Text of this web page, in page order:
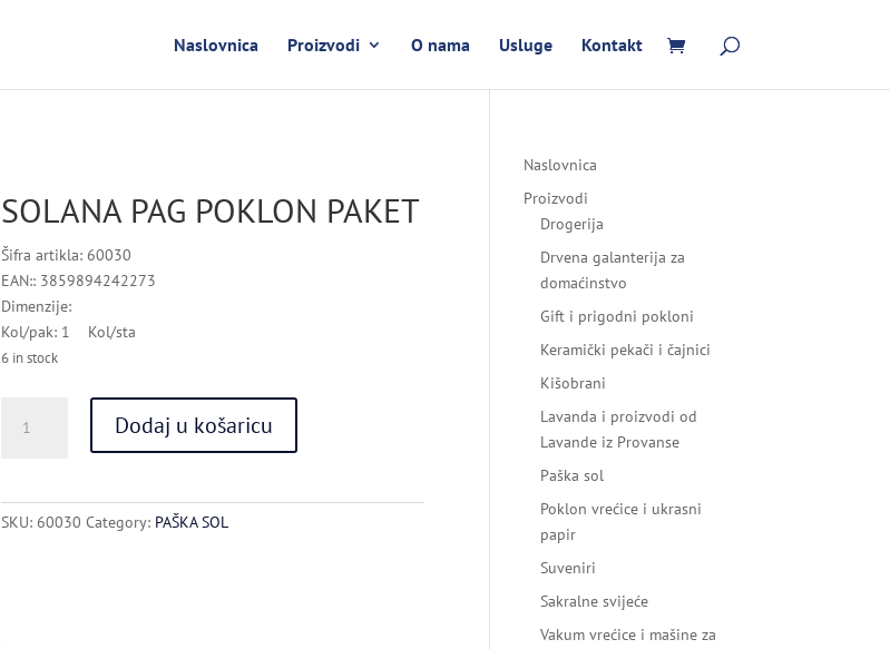
Naslovnica Proizvodi O nama Usluge Kontakt
SOLANA PAG POKLON PAKET
Šifra artikla: 60030
EAN:: 3859894242273
Dimenzije:
Kol/pak: 1 Kol/sta
6 in stock
PAG
Dodaj u košaricu
SKU: 60030 Category: PAŠKA SOL
Naslovnica
Proizvodi
Drogerija
Drvena galanterija za
domaćinstvo
Gift i prigodni pokloni
Keramički pekači i čajnici
Kišobrani
Lavanda i proizvodi od
Lavande iz Provanse
Paška sol
Poklon vrećice i ukrasni
papir
Suveniri
Sakralne svijeće
Vakum vrećice i mašine za